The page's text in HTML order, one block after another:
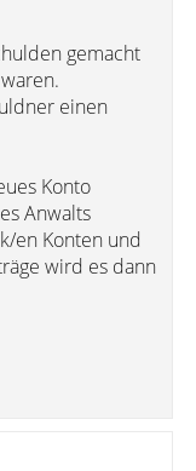
gemacht
einen
Konto
Anwalts
en Konten und
wird es dann